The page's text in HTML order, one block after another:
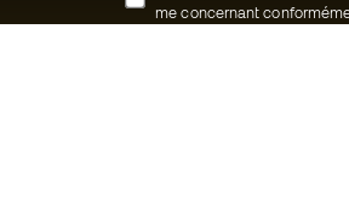
me concernant